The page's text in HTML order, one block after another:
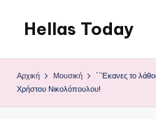
Μετάβαση
περιεχόμενο
Hellas Today
Αρχική Μουσική
΄΄Έκανες το
Χρήστου Νικολόπουλου!